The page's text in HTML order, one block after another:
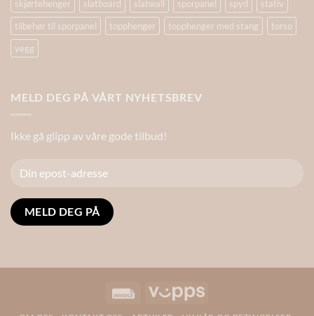
skjørtehenger
slatboard slatwall sporpanel spyd
stativ
tilbehør til sporpanel
topphenger topphenger med stang
torso
vegg
MELD DEG PÅ VÅRT NYHETSBREV
Ikke gå glipp av våre gode tilbud!
Invoice Vipps